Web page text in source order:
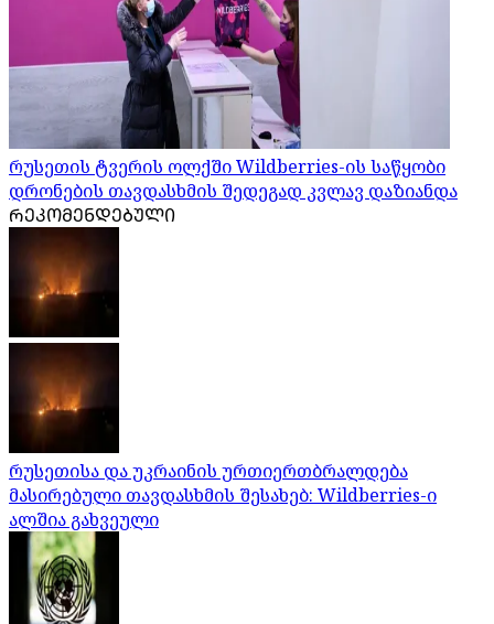
რუსეთის ტვერის ოლქში Wildberries-ის საწყობი
დრონების თავდასხმის შედეგად კვლავ დაზიანდა
ᲠᲔᲙᲝᲛᲔᲜᲓᲔᲑᲣᲚᲘ
რუსეთისა და უკრაინის ურთიერთბრალდება
მასირებული თავდასხმის შესახებ: Wildberries-ი
ალშია გახვეული